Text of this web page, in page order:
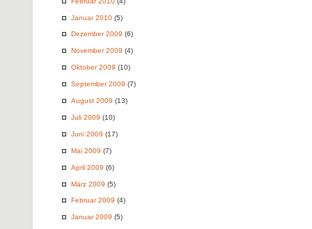
Januar 2010 (5)
Dezember 2009 (6)
November 2009 (4)
Oktober 2009 (10)
September 2009 (7)
August 2009 (13)
Juli 2009 (10)
Juni 2009 (17)
Mai 2009 (7)
April 2009 (6)
März 2009 (5)
Februar 2009 (4)
Januar 2009 (5)